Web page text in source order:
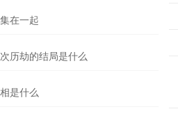
在一起
历劫的结局是什么
是什么